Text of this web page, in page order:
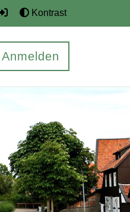
Kontrast
Anmelden